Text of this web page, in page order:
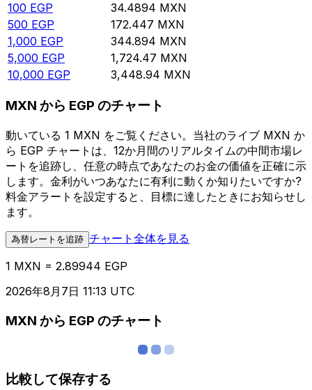
100 EGP 34.4894 MXN
500 EGP 172.447 MXN
1,000 EGP 344.894 MXN
5,000 EGP 1,724.47 MXN
10,000 EGP 3,448.94 MXN
MXN から EGP のチャート
動いている 1 MXN をご覧ください。当社のライブ MXN か
ら EGP チャートは、12か月間のリアルタイムの中間市場レ
ートを追跡し、任意の時点であなたのお金の価値を正確に示
します。金利がいつあなたに有利に動くか知りたいですか?
料金アラートを設定すると、目標に達したときにお知らせし
ます。
為替レートを追跡 チャート全体を見る
1 MXN = 2.89944 EGP
2026年8月7日 11:13 UTC
MXN から EGP のチャート
比較して保存する